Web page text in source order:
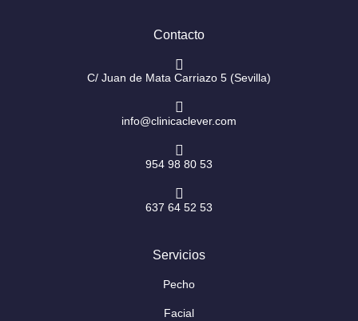
r
o
f
Contacto
C/ Juan de Mata Carriazo 5 (Sevilla)
info@clinicaclever.com
954 98 80 53
637 64 52 53
Servicios
Pecho
Facial